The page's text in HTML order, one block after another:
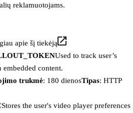
reklamuotojams.
apie šį tiekėją
Used to track user’s
content.
trukmė: 180 dienosTipas: HTTP
Stores the user's video player preferences